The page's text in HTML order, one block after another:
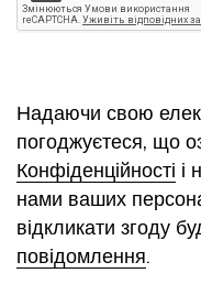
Надаючи свою
погоджуєтеся, що
Конфіденційності і
нами ваших
відкликати згоду
повідомлення.